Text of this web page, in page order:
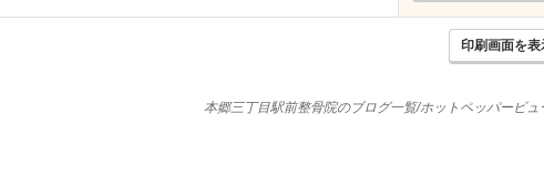
印刷画面を表
本郷三丁目駅前整骨院のブログ一覧/ホットペッパービュ